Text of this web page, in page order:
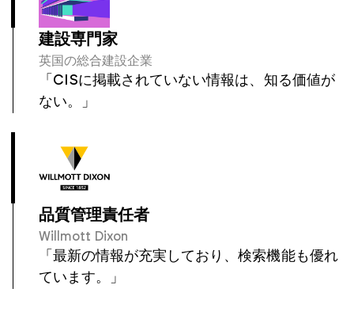
建設専門家
英国の総合建設企業
「CISに掲載されていない情報は、知る価値が
ない。」
品質管理責任者
Willmott Dixon
「最新の情報が充実しており、検索機能も優れ
ています。」